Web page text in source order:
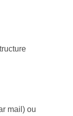
mail) ou